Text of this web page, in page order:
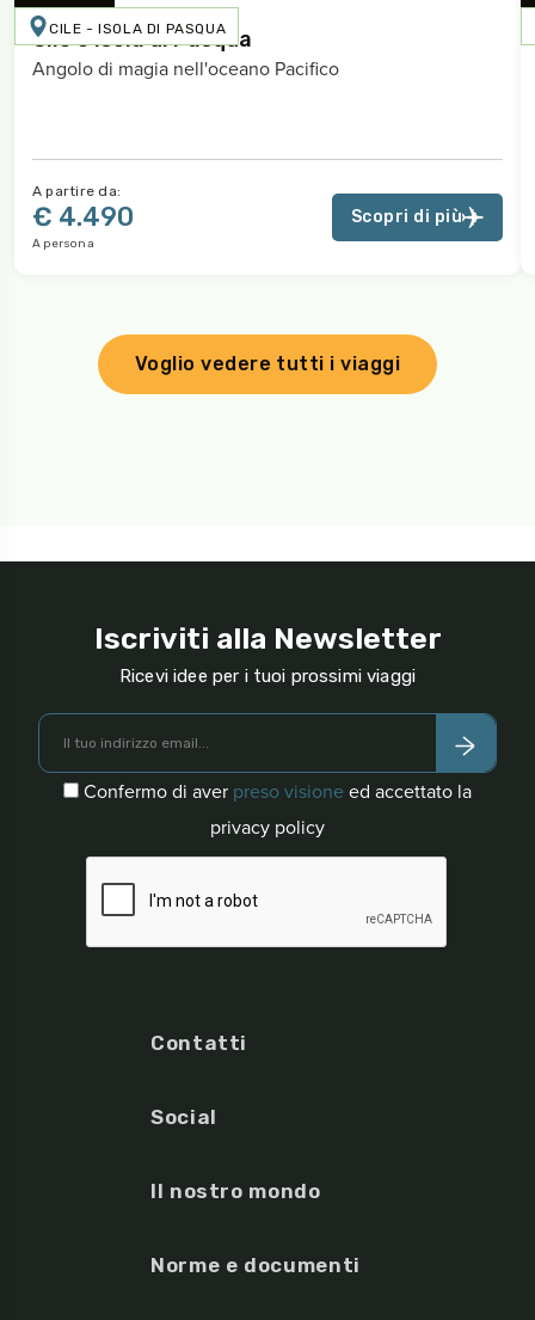
CILE - ISOLA DI PASQUA
Cile e Isola di Pasqua
Angolo di magia nell'oceano Pacifico
A partire da:
€ 4.490
A persona
Scopri di più
Voglio vedere tutti i viaggi
Iscriviti alla Newsletter
Ricevi idee per i tuoi prossimi viaggi
Confermo di aver preso visione ed accettato la
privacy policy
Contatti
Social
Il nostro mondo
Norme e documenti